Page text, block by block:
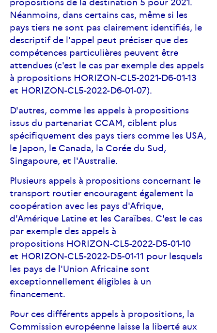
propositions de la destination 5 pour 2021.
Néanmoins, dans certains cas, même si les
pays tiers ne sont pas clairement identifiés, le
descriptif de l'appel peut préciser que des
compétences particulières peuvent être
attendues (c'est le cas par exemple des appels
à propositions HORIZON-CL5-2021-D6-01-13
et HORIZON-CL5-2022-D6-01-07).
D'autres, comme les appels à propositions
issus du partenariat CCAM, ciblent plus
spécifiquement des pays tiers comme les USA,
le Japon, le Canada, la Corée du Sud,
Singapoure, et l'Australie.
Plusieurs appels à propositions concernant le
transport routier encouragent également la
coopération avec les pays d'Afrique,
d'Amérique Latine et les Caraïbes. C'est le cas
par exemple des appels à
propositions HORIZON-CL5-2022-D5-01-10
et HORIZON-CL5-2022-D5-01-11 pour lesquels
les pays de l'Union Africaine sont
exceptionnellement éligibles à un
financement.
Pour ces différents appels à propositions, la
Commission européenne laisse la liberté aux